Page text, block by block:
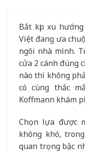
Bắt kịp xu
Việt đang ưa
ngôi nhà mình.
cửa 2 cánh đúng
nào thì không
có cùng thắc
Koffmann khám
Chọn lựa được
không khó,
quan trọng bậc